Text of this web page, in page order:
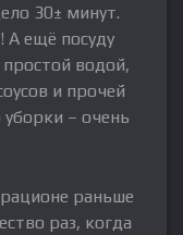
30± минут.
А ещё посуду
водой,
и прочей
– очень
раньше
раз, когда